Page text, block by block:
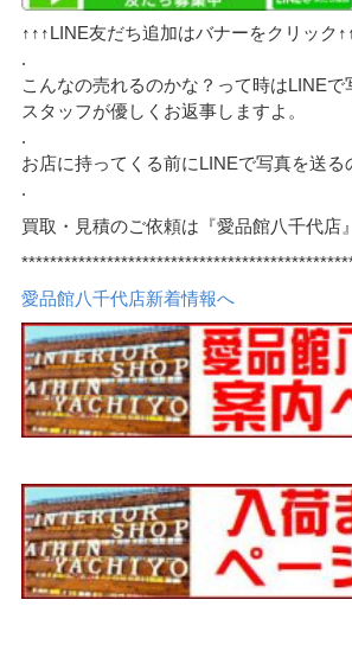
↑↑↑LINE友だち追加はバナーをクリック
.
こんなの売れるのかな？って時はLINEで
スタッフが優しくお返事しますよ。
.
お店に持ってくる前にLINEで写真を送る
.
買取・見積のご依頼は『愛品館八千代店
愛品館八千代店新着情報へ